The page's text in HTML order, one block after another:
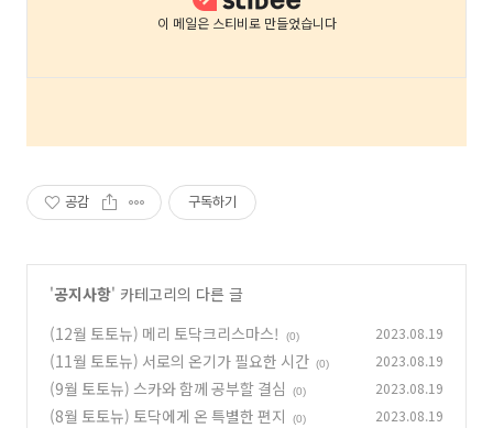
이 메일은 스티비로 만들었습니다
공감 구독하기
'공지사항' 카테고리의 다른 글
(12월 토토뉴) 메리 토닥크리스마스!
(0) 2023.08.19
(11월 토토뉴) 서로의 온기가 필요한 시간 (0) 2023.08.19
(9월 토토뉴) 스카와 함께 공부할 결심 (0) 2023.08.19
(8월 토토뉴) 토닥에게 온 특별한 편지 (0) 2023.08.19